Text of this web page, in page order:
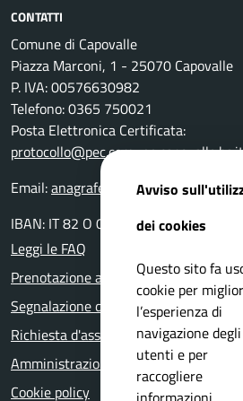
CONTATTI
Comune di Capovalle
Piazza Marconi, 1 - 25070 Capovalle
P. IVA: 00576630982
Telefono: 0365 750021
Posta Elettronica Certificata:
protocollo@pec.comune.capovalle.bs.it
Email:
IBAN: IT 82 O 03599 01800
Leggi le FAQ
Prenotazione appuntamento
Segnalazione disservizio
Richiesta d'assistenza
Amministrazione trasparente
Cookie policy
Avviso
dei cookies
Questo sito fa
cookie per
l’esperienza di
navigazione degli
utenti e per
raccogliere